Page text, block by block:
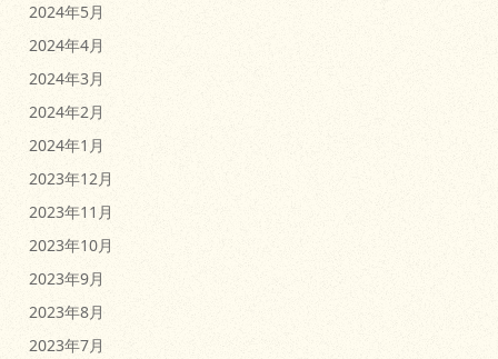
2024年5月
2024年4月
2024年3月
2024年2月
2024年1月
2023年12月
2023年11月
2023年10月
2023年9月
2023年8月
2023年7月